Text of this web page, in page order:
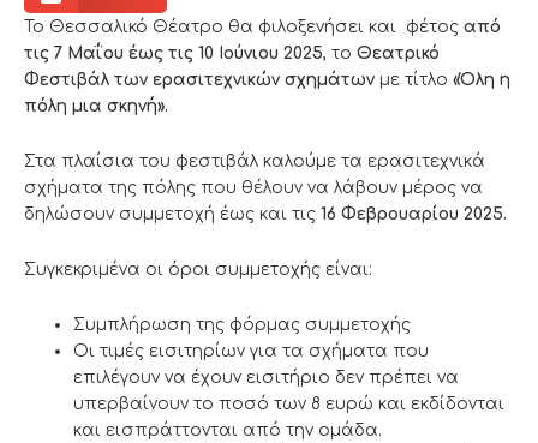
Το Θεσσαλικό Θέατρο θα φιλοξενήσει και φέτος από
τις 7 Μαΐου έως τις 10 Ιούνιου 2025, το Θεατρικό
Φεστιβάλ των ερασιτεχνικών σχημάτων με τίτλο «Όλη η
πόλη μια σκηνή».
Στα πλαίσια του φεστιβάλ καλούμε τα ερασιτεχνικά
σχήματα της πόλης που θέλουν να λάβουν μέρος να
δηλώσουν συμμετοχή έως και τις 16 Φεβρουαρίου 2025.
Συγκεκριμένα οι όροι συμμετοχής είναι:
Συμπλήρωση της φόρμας συμμετοχής
Οι τιμές εισιτηρίων για τα σχήματα που
επιλέγουν να έχουν εισιτήριο δεν πρέπει να
υπερβαίνουν το ποσό των 8 ευρώ και εκδίδονται
και εισπράττονται από την ομάδα.